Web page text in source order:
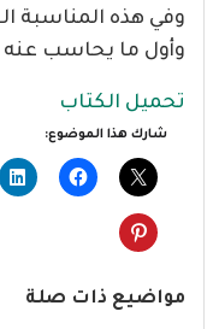
وفي هذه المناسبة
وأول ما يحاسب عنه
تحميل الكتاب
شارك هذا الموضوع:
مواضيع ذات صلة